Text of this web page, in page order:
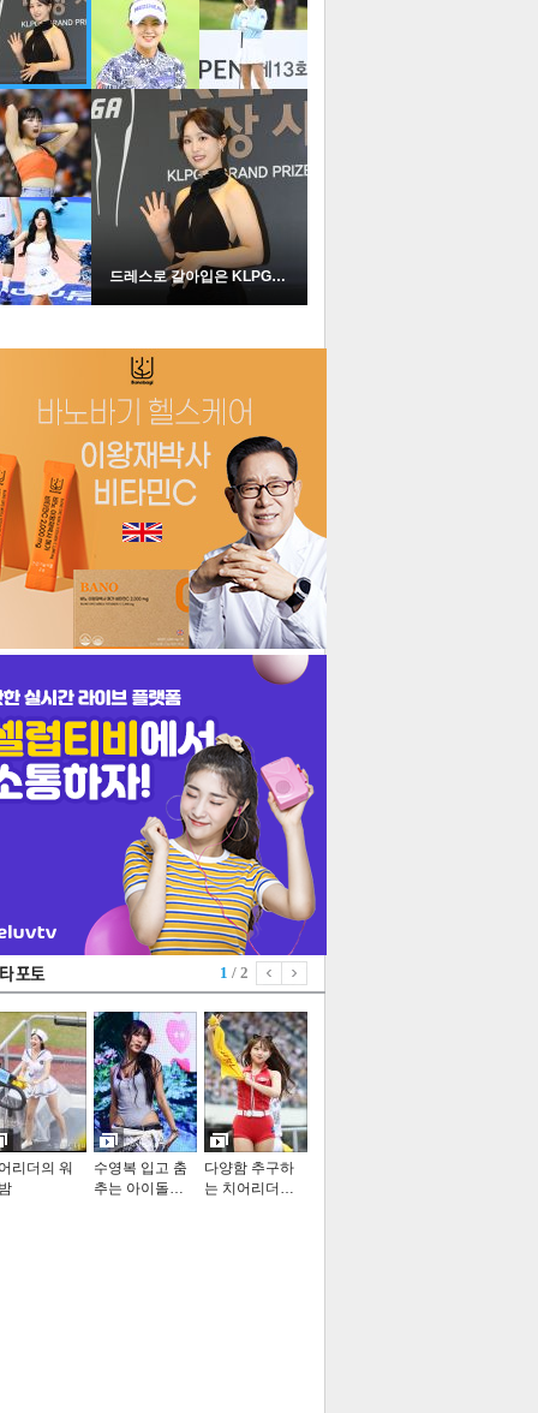
본 뉴스
스포츠 포토
더보기
포토
드레스로 갈아입은 KLPGA …
1 / 2
리더의 워
수영복 입고 춤
추는 아이돌…
다양함 추구하
는 치어리더…